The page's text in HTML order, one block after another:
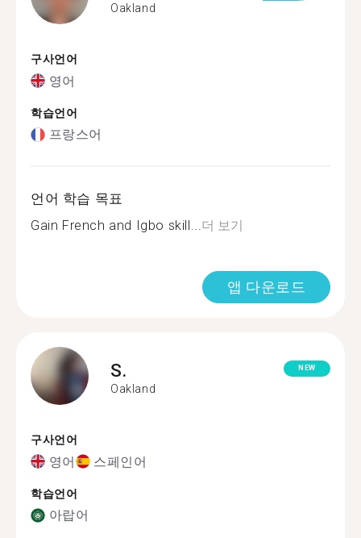
Oakland
구사언어
영어
학습언어
프랑스어
언어 학습 목표
Gain French and Igbo skill...더 보기
앱 다운로드
S.
Oakland
NEW
구사언어
영어 스페인어
학습언어
아랍어